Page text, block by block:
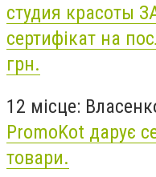
студия красоты
сертифікат на
грн.
12 місце:
PromoKot дарує
товари.